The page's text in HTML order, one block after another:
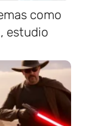
como
estudio